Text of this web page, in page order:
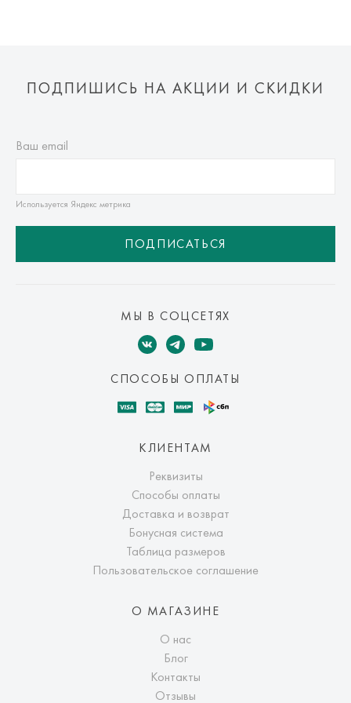
ПОДПИШИСЬ НА АКЦИИ И СКИДКИ
Ваш email
Используется Яндекс метрика
ПОДПИСАТЬСЯ
МЫ В СОЦСЕТЯХ
СПОСОБЫ ОПЛАТЫ
КЛИЕНТАМ
Реквизиты
Способы оплаты
Доставка и возврат
Бонусная система
Таблица размеров
Пользовательское соглашение
О МАГАЗИНЕ
О нас
Блог
Контакты
Отзывы